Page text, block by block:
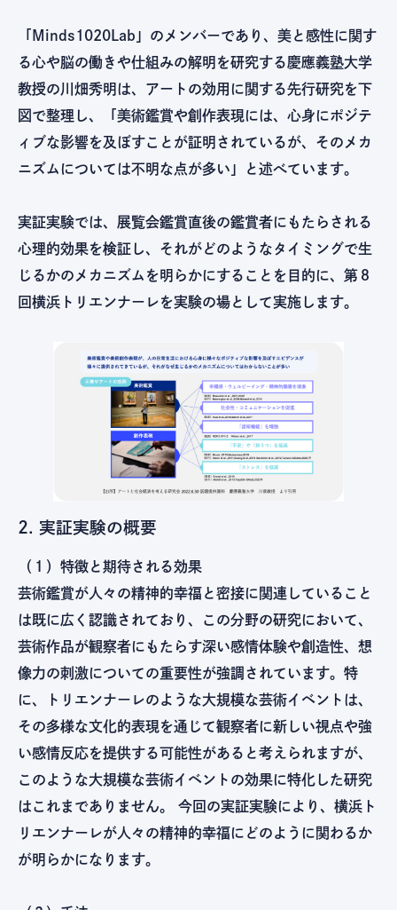
「Minds1020Lab」のメンバーであり、美と感性に関す
る心や脳の働きや仕組みの解明を研究する慶應義塾大学
教授の川畑秀明は、アートの効用に関する先行研究を下
図で整理し、「美術鑑賞や創作表現には、心身にポジテ
ィブな影響を及ぼすことが証明されているが、そのメカ
ニズムについては不明な点が多い」と述べています。
実証実験では、展覧会鑑賞直後の鑑賞者にもたらされる
心理的効果を検証し、それがどのようなタイミングで生
じるかのメカニズムを明らかにすることを目的に、第８
回横浜トリエンナーレを実験の場として実施します。
2. 実証実験の概要
（１）特徴と期待される効果
芸術鑑賞が人々の精神的幸福と密接に関連していること
は既に広く認識されており、この分野の研究において、
芸術作品が観察者にもたらす深い感情体験や創造性、想
像力の刺激についての重要性が強調されています。特
に、トリエンナーレのような大規模な芸術イベントは、
その多様な文化的表現を通じて観察者に新しい視点や強
い感情反応を提供する可能性があると考えられますが、
このような大規模な芸術イベントの効果に特化した研究
はこれまでありません。 今回の実証実験により、横浜ト
リエンナーレが人々の精神的幸福にどのように関わるか
が明らかになります。